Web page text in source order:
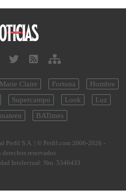
Marie Claire Fortuna
Hombre
Supercampo Look
Luz
BATimes
Perfil S.A. | © Perfil.com 2006-2026 -
derechos reservados
Intelectual: Nro. 5346433